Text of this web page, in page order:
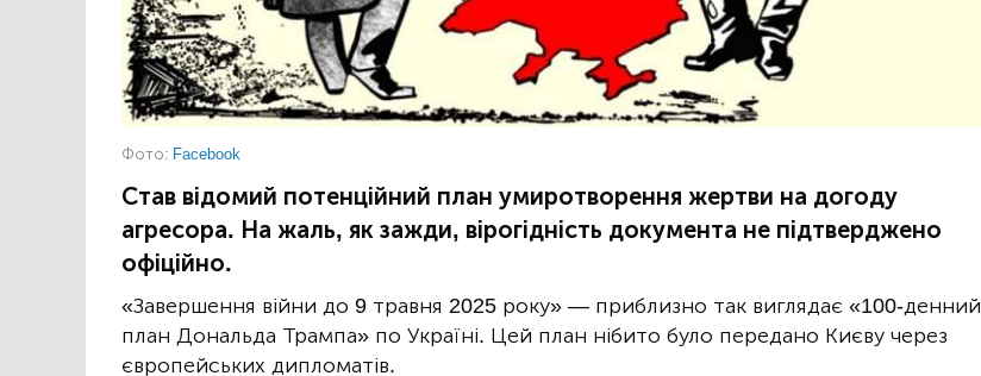
Фото: Facebook
Став відомий потенційний план умиротворення жертви на догоду
агресора. На жаль, як зажди, вірогідність документа не підтверджено
офіційно.
«Завершення війни до 9 травня 2025 року» — приблизно так виглядає «100-денний
план Дональда Трампа» по Україні. Цей план нібито було передано Києву через
європейських дипломатів.